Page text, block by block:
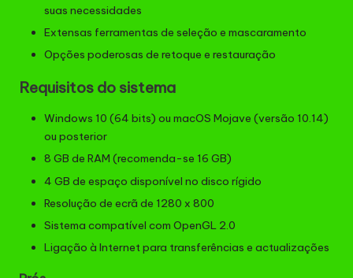
suas necessidades
Extensas ferramentas de seleção e mascaramento
Opções poderosas de retoque e restauração
Requisitos do sistema
Windows 10 (64 bits) ou macOS Mojave (versão 10.14)
ou posterior
8 GB de RAM (recomenda-se 16 GB)
4 GB de espaço disponível no disco rígido
Resolução de ecrã de 1280 x 800
Sistema compatível com OpenGL 2.0
Ligação à Internet para transferências e actualizações